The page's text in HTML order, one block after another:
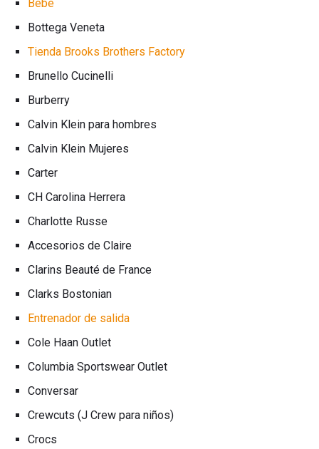
Bebe
Bottega Veneta
Tienda Brooks Brothers Factory
Brunello Cucinelli
Burberry
Calvin Klein para hombres
Calvin Klein Mujeres
Carter
CH Carolina Herrera
Charlotte Russe
Accesorios de Claire
Clarins Beauté de France
Clarks Bostonian
Entrenador de salida
Cole Haan Outlet
Columbia Sportswear Outlet
Conversar
Crewcuts (J Crew para niños)
Crocs